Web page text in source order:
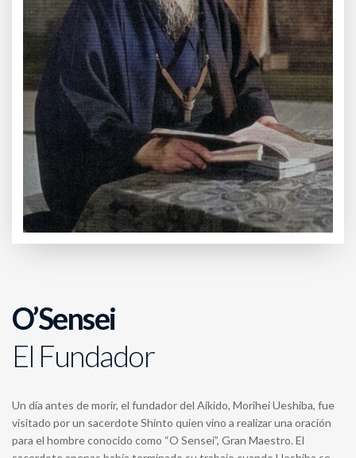
O’Sensei
El Fundador
Un día antes de morir, el fundador del Aikido, Morihei Ueshiba, fue
visitado por un sacerdote Shinto quien vino a realizar una oración
para el hombre conocido como “O Sensei”, Gran Maestro. El